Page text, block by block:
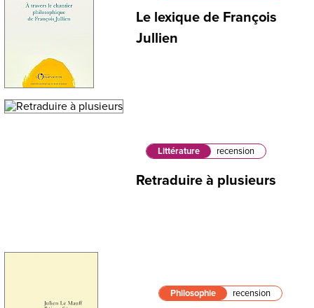
Le lexique de François
Jullien
Littérature recension
Retraduire à plusieurs
Philosophie recension